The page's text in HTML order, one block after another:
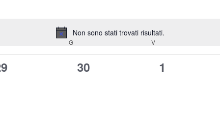
Notice
Non sono stati trovati risultati.
G V
0
30
0
1